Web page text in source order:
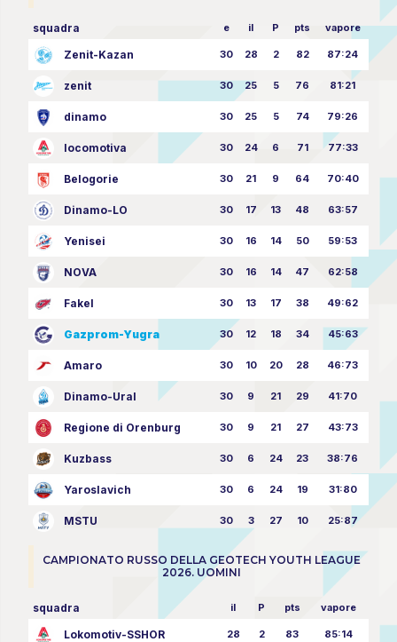
squadra e il P pts vapore
Zenit-Kazan 30 28 2 82 87:24
zenit 30 25 5 76 81:21
dinamo 30 25 5 74 79:26
locomotiva 30 24 6 71 77:33
Belogorie 30 21 9 64 70:40
Dinamo-LO 30 17 13 48 63:57
Yenisei 30 16 14 50 59:53
NOVA 30 16 14 47 62:58
Fakel 30 13 17 38 49:62
Gazprom-Yugra 30 12 18 34 45:63
Amaro 30 10 20 28 46:73
Dinamo-Ural 30 9 21 29 41:70
Regione di Orenburg 30 9 21 27 43:73
Kuzbass 30 6 24 23 38:76
Yaroslavich 30 6 24 19 31:80
MSTU 30 3 27 10 25:87
CAMPIONATO RUSSO DELLA GEOTECH YOUTH LEAGUE
2026. UOMINI
squadra il P pts vapore
Lokomotiv-SSHOR 28 2 83 85:14